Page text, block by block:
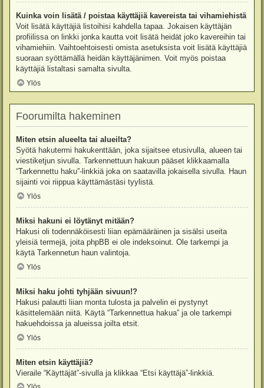
Kuinka voin lisätä / poistaa käyttäjiä kavereista tai vihamiehistä
Voit lisätä käyttäjiä listoihisi kahdella tapaa. Jokaisen käyttäjän
profiilissa on linkki jonka kautta voit lisätä heidät joko kavereihin tai
vihamiehiin. Vaihtoehtoisesti omista asetuksista voit lisätä käyttäjiä
suoraan syöttämällä heidän käyttäjänimen. Voit myös poistaa
käyttäjiä listaltasi samalta sivulta.
Ylös
Foorumilta hakeminen
Miten etsin alueelta tai alueilta?
Syötä hakutermi hakukenttään, joka sijaitsee etusivulla, alueen tai
viestiketjun sivulla. Tarkennettuun hakuun pääset klikkaamalla
“Tarkennettu haku”-linkkiä joka on saatavilla jokaisella sivulla. Haun
sijainti voi riippua käyttämästäsi tyylistä.
Ylös
Miksi hakuni ei löytänyt mitään?
Hakusi oli todennäköisesti liian epämääräinen ja sisälsi useita
yleisiä termejä, joita phpBB ei ole indeksoinut. Ole tarkempi ja
käytä Tarkennetun haun valintoja.
Ylös
Miksi haku johti tyhjään sivuun!?
Hakusi palautti liian monta tulosta ja palvelin ei pystynyt
käsittelemään niitä. Käytä “Tarkennettua hakua” ja ole tarkempi
hakuehdoissa ja alueissa joilta etsit.
Ylös
Miten etsin käyttäjiä?
Vieraile “Käyttäjät”-sivulla ja klikkaa “Etsi käyttäjä”-linkkiä.